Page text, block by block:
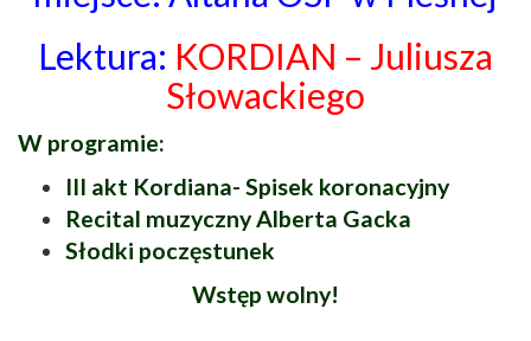
Lektura: KORDIAN – Juliusza
Słowackiego
W programie:
III akt Kordiana- Spisek koronacyjny
Recital muzyczny Alberta Gacka
Słodki poczęstunek
Wstęp wolny!